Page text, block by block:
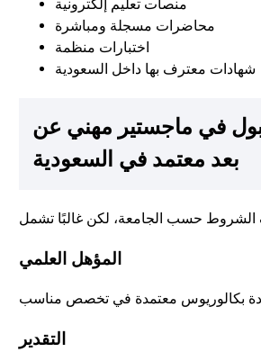
منصات تعليم إلكترونية
محاضرات مسجلة ومباشرة
اختبارات منظمة
شهادات معترف بها داخل السعودية
في ماجستير مهني عن
بعد معتمد في السعودية
المؤهل العلمي
التقدير